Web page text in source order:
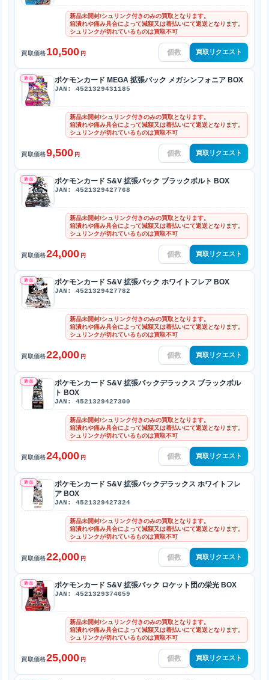
新品未開封/シュリンク付きのみの買取となります。
箱潰れや痛み具合によって減額又は着払いにて返送となります。
シュリンクが切れているものは買取不可
買取価格10,500 円 買取リクエスト
新品 ポケモンカード MEGA 拡張パック メガシンフォニア BOX
JAN: 4521329431185
新品未開封/シュリンク付きのみの買取となります。
箱潰れや痛み具合によって減額又は着払いにて返送となります。
シュリンクが切れているものは買取不可
買取価格9,500 円 買取リクエスト
新品 ポケモンカード S&V 拡張パック ブラックボルト BOX
JAN: 4521329427768
新品未開封/シュリンク付きのみの買取となります。
箱潰れや痛み具合によって減額又は着払いにて返送となります。
シュリンクが切れているものは買取不可
買取価格24,000 円 買取リクエスト
新品 ポケモンカード S&V 拡張パック ホワイトフレア BOX
JAN: 4521329427782
新品未開封/シュリンク付きのみの買取となります。
箱潰れや痛み具合によって減額又は着払いにて返送となります。
シュリンクが切れているものは買取不可
買取価格22,000 円 買取リクエスト
新品
ポケモンカード S&V 拡張パックデラックス ブラックボル
ト BOX
JAN: 4521329427300
新品未開封/シュリンク付きのみの買取となります。
箱潰れや痛み具合によって減額又は着払いにて返送となります。
シュリンクが切れているものは買取不可
買取価格24,000 円 買取リクエスト
新品
ポケモンカード S&V 拡張パックデラックス ホワイトフレ
ア BOX
JAN: 4521329427324
新品未開封/シュリンク付きのみの買取となります。
箱潰れや痛み具合によって減額又は着払いにて返送となります。
シュリンクが切れているものは買取不可
買取価格22,000 円 買取リクエスト
新品 ポケモンカード S&V 拡張パック ロケット団の栄光 BOX
JAN: 4521329374659
新品未開封/シュリンク付きのみの買取となります。
箱潰れや痛み具合によって減額又は着払いにて返送となります。
シュリンクが切れているものは買取不可
買取価格25,000 円 買取リクエスト